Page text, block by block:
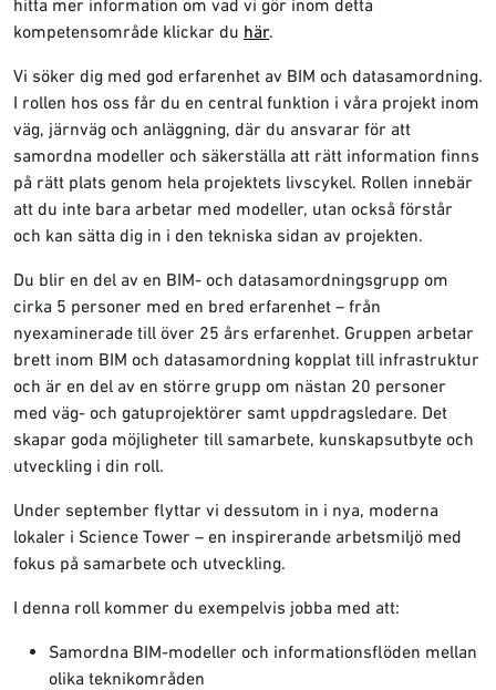
hitta mer information om vad vi gör inom detta
kompetensområde klickar du här.
Vi söker dig med god erfarenhet av BIM och datasamordning.
I rollen hos oss får du en central funktion i våra projekt inom
väg, järnväg och anläggning, där du ansvarar för att
samordna modeller och säkerställa att rätt information finns
på rätt plats genom hela projektets livscykel. Rollen innebär
att du inte bara arbetar med modeller, utan också förstår
och kan sätta dig in i den tekniska sidan av projekten.
Du blir en del av en BIM- och datasamordningsgrupp om
cirka 5 personer med en bred erfarenhet – från
nyexaminerade till över 25 års erfarenhet. Gruppen arbetar
brett inom BIM och datasamordning kopplat till infrastruktur
och är en del av en större grupp om nästan 20 personer
med väg- och gatuprojektörer samt uppdragsledare. Det
skapar goda möjligheter till samarbete, kunskapsutbyte och
utveckling i din roll.
Under september flyttar vi dessutom in i nya, moderna
lokaler i Science Tower – en inspirerande arbetsmiljö med
fokus på samarbete och utveckling.
I denna roll kommer du exempelvis jobba med att:
Samordna BIM-modeller och informationsflöden mellan
olika teknikområden